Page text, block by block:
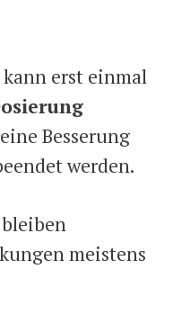
erst einmal
Besserung
werden.
meistens